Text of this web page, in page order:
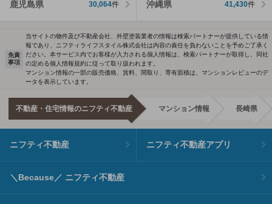
鹿児島県 30,064件 沖縄県 41,430件
免責
事項
当サイトの物件及び不動産会社、外壁塗装業者の情報は検索パートナーが提供している情
報であり、ニフティライフスタイル株式会社は内容の責任を負わないことを予めご了承く
ださい。本サービス内でお客様が入力される個人情報は、検索パートナーが取得し、同社
の定める個人情報規約に従って取り扱われます。
マンション情報の一部の販売価格、賃料、間取り、専有面積は、マンションレビューのデ
ータを表示しています。
不動産・住宅情報のニフティ不動産 マンション情報 長崎県
ニフティ不動産 ニフティ不動産アプリ
＼Because／ ニフティ不動産